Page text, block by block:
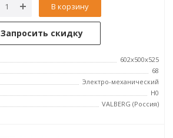
В корзину
Запросить скидку
602x500x525
68
Электро-механический
H0
VALBERG (Россия)